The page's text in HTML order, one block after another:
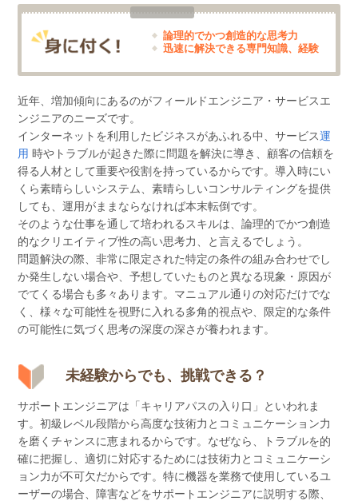
論理的でかつ創造的な思考力
迅速に解決できる専門知識、経験
近年、増加傾向にあるのがフィールドエンジニア・サービスエ
ンジニアのニーズです。
インターネットを利用したビジネスがあふれる中、サービス運
用 時やトラブルが起きた際に問題を解決に導き、顧客の信頼を
得る人材として重要や役割を持っているからです。導入時にい
くら素晴らしいシステム、素晴らしいコンサルティングを提供
しても、運用がままならなければ本末転倒です。
そのような仕事を通して培われるスキルは、論理的でかつ創造
的なクリエイティブ性の高い思考力、と言えるでしょう。
問題解決の際、非常に限定された特定の条件の組み合わせでし
か発生しない場合や、予想していたものと異なる現象・原因が
でてくる場合も多々あります。マニュアル通りの対応だけでな
く、様々な可能性を視野に入れる多角的視点や、限定的な条件
の可能性に気づく思考の深度の深さが養われます。
未経験からでも、挑戦できる？
サポートエンジニアは「キャリアパスの入り口」といわれま
す。初級レベル段階から高度な技術力とコミュニケーション力
を磨くチャンスに恵まれるからです。なぜなら、トラブルを的
確に把握し、適切に対応するためには技術力とコミュニケーシ
ョン力が不可欠だからです。特に機器を業務で使用しているユ
ーザーの場合、障害などをサポートエンジニアに説明する際、